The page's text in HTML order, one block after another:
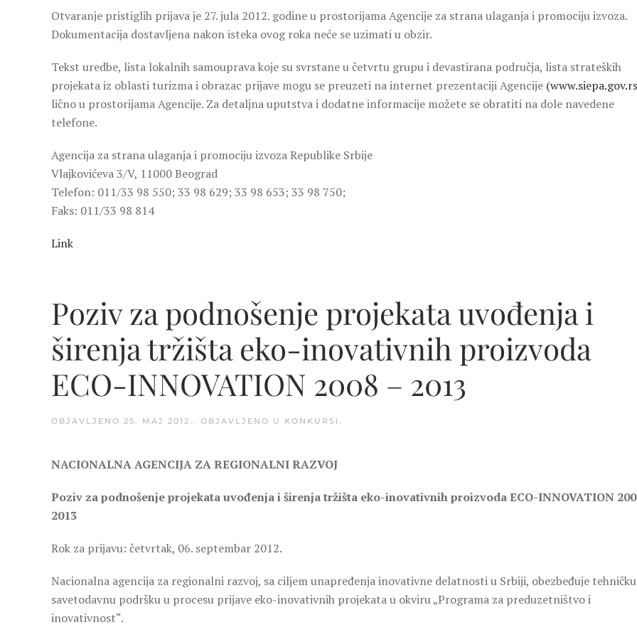
Otvaranje pristiglih prijava je 27. jula 2012. godine u prostorijama Agencije za strana ulaganja i promociju izvoza.
Dokumentacija dostavljena nakon isteka ovog roka neće se uzimati u obzir.
Tekst uredbe, lista lokalnih samouprava koje su svrstane u četvrtu grupu i devastirana područja, lista strateških
projekata iz oblasti turizma i obrazac prijave mogu se preuzeti na internet prezentaciji Agencije
lično u prostorijama Agencije. Za detaljna uputstva i dodatne informacije možete se obratiti na dole navedene
telefone.
Agencija za strana ulaganja i promociju izvoza Republike Srbije
Vlajkovićeva 3/V, 11000 Beograd
Telefon: 011/33 98 550; 33 98 629; 33 98 653; 33 98 750;
Faks: 011/33 98 814
Link
Poziv za podnošenje projekata uvođenja i
širenja tržišta eko-inovativnih proizvoda
ECO-INNOVATION 2008 – 2013
OBJAVLJENO 25. MAJ 2012. . OBJAVLJENO U KONKURSI .
NACIONALNA AGENCIJA ZA REGIONALNI RAZVOJ
Poziv za podnošenje projekata uvođenja i širenja tržišta eko-inovativnih proizvoda ECO-INNOVATION
2013
Rok za prijavu: četvrtak, 06. septembar 2012.
Nacionalna agencija za regionalni razvoj, sa ciljem unapređenja inovativne delatnosti u Srbiji, obezbeđuje
savetodavnu podršku u procesu prijave eko-inovativnih projekata u okviru „Programa za preduzetništvo i
inovativnost“.